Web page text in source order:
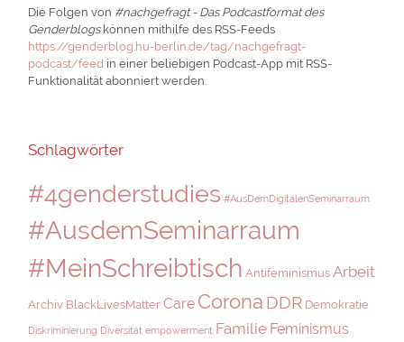
Die Folgen von #nachgefragt - Das Podcastformat des
Genderblogskönnen mithilfe des RSS-Feeds
https://genderblog.hu-berlin.de/tag/nachgefragt-
podcast/feed in einer beliebigen Podcast-App mit RSS-
Funktionalität abonniert werden.
Schlagwörter
#4genderstudies #AusDemDigitalenSeminarraum
#AusdemSeminarraum
#MeinSchreibtisch Antifeminismus Arbeit
Archiv BlackLivesMatter Care Corona DDR Demokratie
Diskriminierung Diversität empowerment Familie Feminismus